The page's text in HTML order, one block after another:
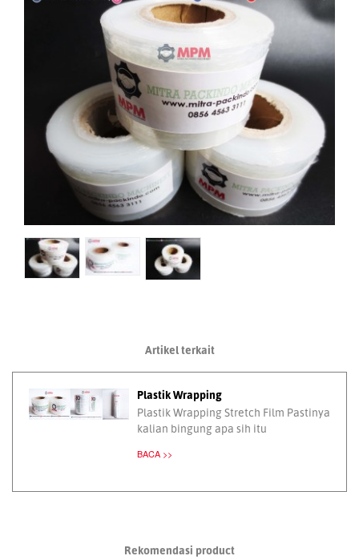
Artikel terkait
Plastik Wrapping
Plastik Wrapping Stretch Film Pastinya
kalian bingung apa sih itu
BACA >>
Rekomendasi product